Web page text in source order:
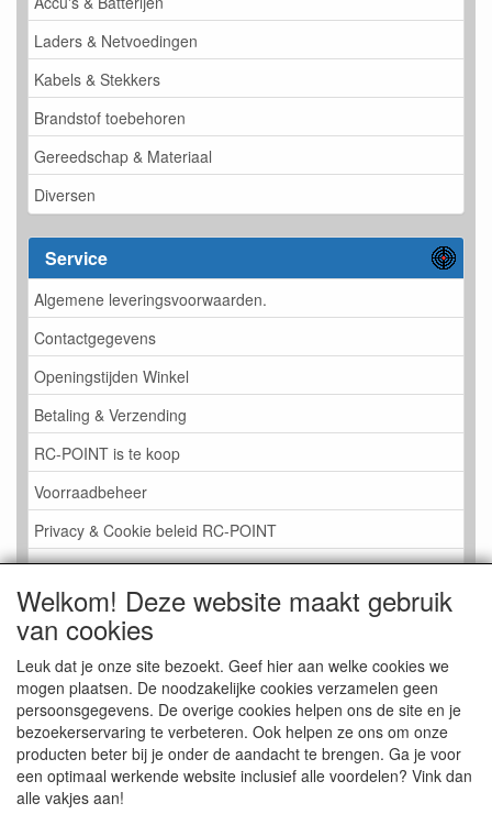
Laders & Netvoedingen
Kabels & Stekkers
Brandstof toebehoren
Gereedschap & Materiaal
Diversen
Service
Algemene leveringsvoorwaarden.
Contactgegevens
Openingstijden Winkel
Betaling & Verzending
RC-POINT is te koop
Voorraadbeheer
Privacy & Cookie beleid RC-POINT
LINK PAGINA
Gastenboek RC-POINT
Kijkje in de Winkel
Welkom! Deze website maakt gebruik
van cookies
Leuk dat je onze site bezoekt. Geef hier aan welke cookies we
mogen plaatsen. De noodzakelijke cookies verzamelen geen
persoonsgegevens. De overige cookies helpen ons de site en je
bezoekerservaring te verbeteren. Ook helpen ze ons om onze
producten beter bij je onder de aandacht te brengen. Ga je voor
een optimaal werkende website inclusief alle voordelen? Vink dan
alle vakjes aan!